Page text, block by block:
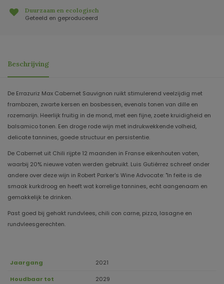
Duurzaam en ecologisch
Geteeld en geproduceerd
Beschrijving
De Errazuriz Max Cabernet Sauvignon ruikt stimulerend veelzijdig met
frambozen, zwarte kersen en bosbessen, evenals tonen van dille en
rozemarijn. Heerlijk fruitig in de mond, met een fijne, zoete kruidigheid en
balsamico tonen. Een droge rode wijn met indrukwekkende volheid,
delicate tannines, goede structuur en persistentie.
De Cabernet uit Chili rijpte 12 maanden in Franse eikenhouten vaten,
waarbij 20% nieuwe vaten werden gebruikt. Luis Gutiérrez schreef onder
andere over deze wijn in Robert Parker's Wine Advocate: "In feite is de
smaak kurkdroog en heeft wat korrelige tannines, echt aangenaam en
gemakkelijk te drinken.
Past goed bij gehakt rundvlees, chili con carne, pizza, lasagne en
rundvleesgerechten.
Jaargang 2021
Houdbaar tot 2029